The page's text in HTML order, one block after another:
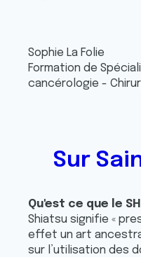
Sophie La Folie
Formation de
cancérologie -
Sur
Qu'est ce que le
Shiatsu signifie «
effet un art
sur l’utilisation des